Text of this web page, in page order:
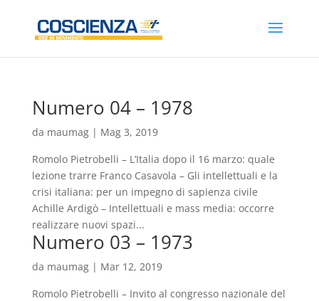
Numero 04 – 1978
da maumag| Mag 3, 2019
Romolo Pietrobelli – L’Italia dopo il 16 marzo: quale
lezione trarre Franco Casavola – Gli intellettuali e la
crisi italiana: per un impegno di sapienza civile
Achille Ardigò – Intellettuali e mass media: occorre
realizzare nuovi spazi...
Numero 03 – 1973
da maumag| Mar 12, 2019
Romolo Pietrobelli – Invito al congresso nazionale del